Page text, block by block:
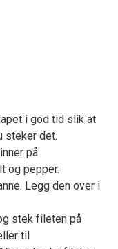
i god tid slik at
steker det.
på
og pepper.
Legg den over i
stek fileten på
til